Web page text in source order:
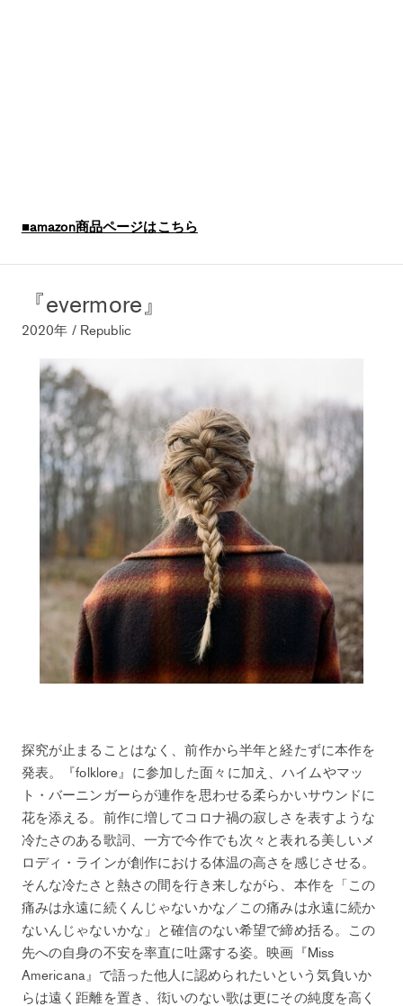
■amazon商品ページはこちら
『evermore』
2020年 / Republic
探究が止まることはなく、前作から半年と経たずに本作を
発表。『folklore』に参加した面々に加え、ハイムやマッ
ト・バーニンガーらが連作を思わせる柔らかいサウンドに
花を添える。前作に増してコロナ禍の寂しさを表すような
冷たさのある歌詞、一方で今作でも次々と表れる美しいメ
ロディ・ラインが創作における体温の高さを感じさせる。
そんな冷たさと熱さの間を行き来しながら、本作を「この
痛みは永遠に続くんじゃないかな／この痛みは永遠に続か
ないんじゃないかな」と確信のない希望で締め括る。この
先への自身の不安を率直に吐露する姿。映画『Miss
Americana』で語った他人に認められたいという気負いか
らは遠く距離を置き、衒いのない歌は更にその純度を高く